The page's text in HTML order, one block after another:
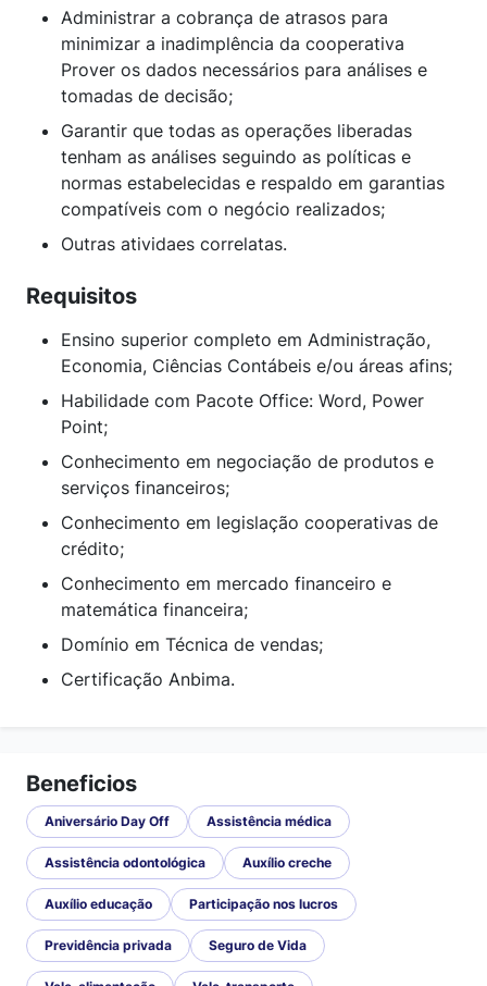
Administrar a cobrança de atrasos para
minimizar a inadimplência da cooperativa
Prover os dados necessários para análises e
tomadas de decisão;
Garantir que todas as operações liberadas
tenham as análises seguindo as políticas e
normas estabelecidas e respaldo em garantias
compatíveis com o negócio realizados;
Outras atividaes correlatas.
Requisitos
Ensino superior completo em Administração,
Economia, Ciências Contábeis e/ou áreas afins;
Habilidade com Pacote Office: Word, Power
Point;
Conhecimento em negociação de produtos e
serviços financeiros;
Conhecimento em legislação cooperativas de
crédito;
Conhecimento em mercado financeiro e
matemática financeira;
Domínio em Técnica de vendas;
Certificação Anbima.
Beneficios
Aniversário Day Off Assistência médica
Assistência odontológica Auxílio creche
Auxílio educação Participação nos lucros
Previdência privada Seguro de Vida